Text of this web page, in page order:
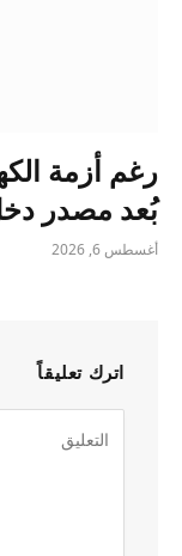
رغم أزمة
بُعد مصدر
أغسطس 6, 2026
اترك تعليقاً